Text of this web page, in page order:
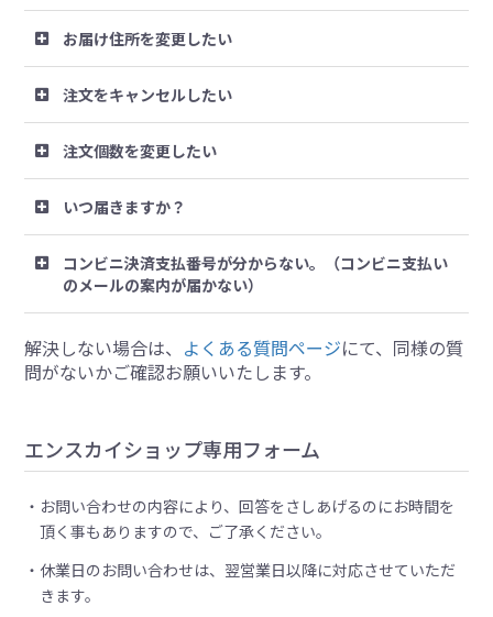
お届け住所を変更したい
注文をキャンセルしたい
注文個数を変更したい
いつ届きますか？
コンビニ決済支払番号が分からない。（コンビニ支払い
のメールの案内が届かない）
解決しない場合は、 よくある質問ページにて、同様の質
問がないかご確認お願いいたします。
エンスカイショップ専用フォーム
お問い合わせの内容により、回答をさしあげるのにお時間を
頂く事もありますので、ご了承ください。
休業日のお問い合わせは、翌営業日以降に対応させていただ
きます。